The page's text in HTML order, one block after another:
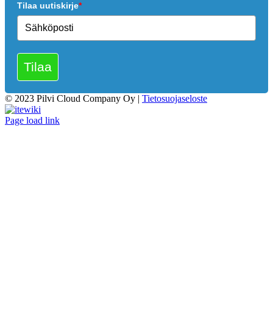
Tilaa uutiskirje*
Tilaa
© 2023 Pilvi Cloud Company Oy | Tietosuojaseloste
Facebook
LinkedIn
Instagram
Itewiki
Page load link